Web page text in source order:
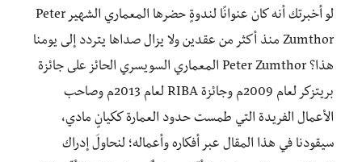
لو أخبرتك أنه كان عنوانًا لندوةٍ حضرها المعماري الشهير Peter
Zumthor منذ أكثر من عقدين ولا يزال صداها يتردد إلى يومنا
هذا؟ Peter Zumthor المعماري السويسري الحائز على جائزة
بريتزكر لعام 2009م وجائزة RIBA لعام 2013م وصاحب
الأعمال الفريدة التي طمست حدود العمارة ككيانٍ مادي،
سيقودنا في هذا المقال عبر أفكاره وأعماله؛ لنحاولَ إدراك